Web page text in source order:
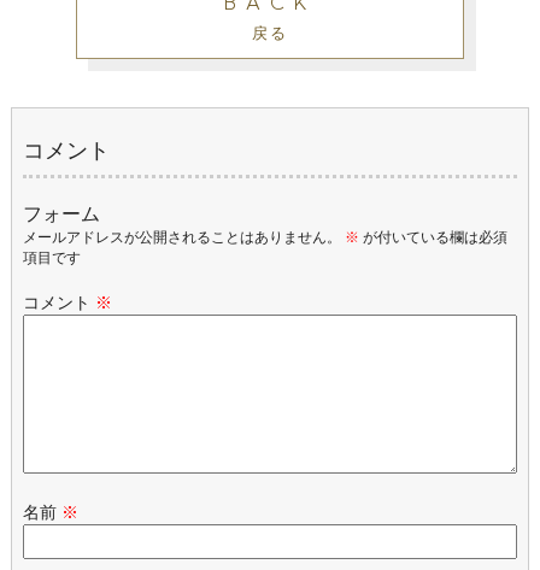
戻る
コメント
フォーム
メールアドレスが公開されることはありません。 ※ が付いている欄は必須
項目です
コメント ※
名前 ※